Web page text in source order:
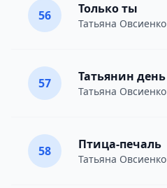
56 Только ты
Татьяна Овсиенко
57 Татьянин день
Татьяна Овсиенко
58 Птица-печаль
Татьяна Овсиенко